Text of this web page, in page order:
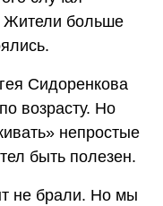
Жители больше
Сидоренкова
возрасту. Но
непростые
быть полезен.
не брали. Но мы